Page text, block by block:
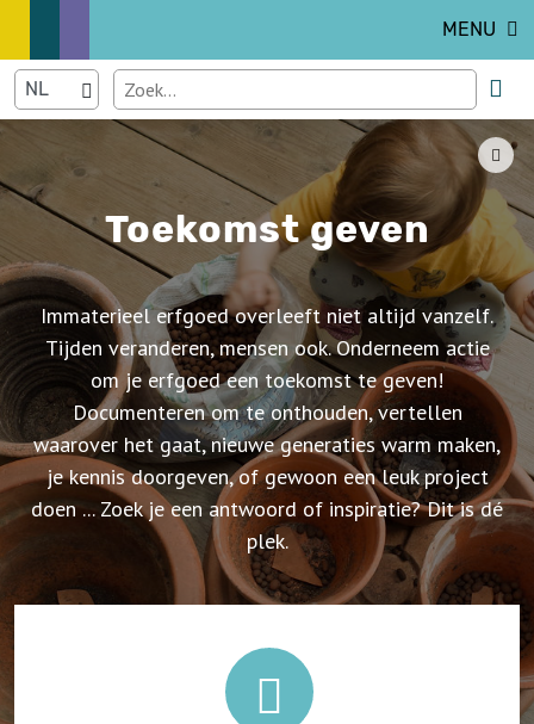
MENU
Toekomst geven
Immaterieel erfgoed overleeft niet altijd vanzelf.
Tijden veranderen, mensen ook. Onderneem actie
om je erfgoed een toekomst te geven!
Documenteren om te onthouden, vertellen
waarover het gaat, nieuwe generaties warm maken,
je kennis doorgeven, of gewoon een leuk project
doen ... Zoek je een antwoord of inspiratie? Dit is dé
plek.